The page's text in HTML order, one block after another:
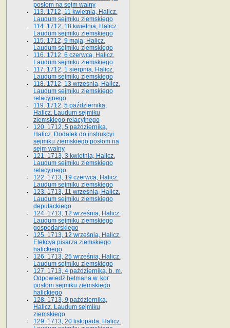
posłom na sejm walny
113. 1712, 11 kwietnia, Halicz.
Laudum sejmiku ziemskiego
114. 1712, 18 kwietnia, Halicz.
Laudum sejmiku ziemskiego
115. 1712, 9 maja, Halicz.
Laudum sejmiku ziemskiego
116. 1712, 6 czerwca, Halicz.
Laudum sejmiku ziemskiego
117. 1712, 1 sierpnia, Halicz.
Laudum sejmiku ziemskiego
118. 1712, 13 września, Halicz.
Laudum sejmiku ziemskiego
relacyjnego
119. 1712, 5 października,
Halicz. Laudum sejmiku
ziemskiego relacyjnego
120. 1712, 5 października,
Halicz. Dodatek do instrukcyi
sejmiku ziemskiego posłom na
sejm walny
121. 1713, 3 kwietnia, Halicz.
Laudum sejmiku ziemskiego
relacyjnego
122. 1713, 19 czerwca, Halicz.
Laudum sejmiku ziemskiego
123. 1713, 11 września, Halicz.
Laudum sejmiku ziemskiego
deputackiego
124. 1713, 12 września, Halicz.
Laudum sejmiku ziemskiego
gospodarskiego
125. 1713, 12 września, Halicz.
Elekcya pisarza ziemskiego
halickiego
126. 1713, 25 września, Halicz.
Laudum sejmiku ziemskiego
127. 1713, 4 października, b. m.
Odpowiedź hetmana w. kor.
posłom sejmiku ziemskiego
halickiego
128. 1713, 9 października,
Halicz. Laudum sejmiku
ziemskiego
129. 1713, 20 listopada, Halicz.